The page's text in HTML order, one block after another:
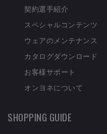
契約選手紹介
スペシャルコンテンツ
ウェアのメンテナンス
カタログダウンロード
お客様サポート
オンヨネについて
SHOPPING GUIDE